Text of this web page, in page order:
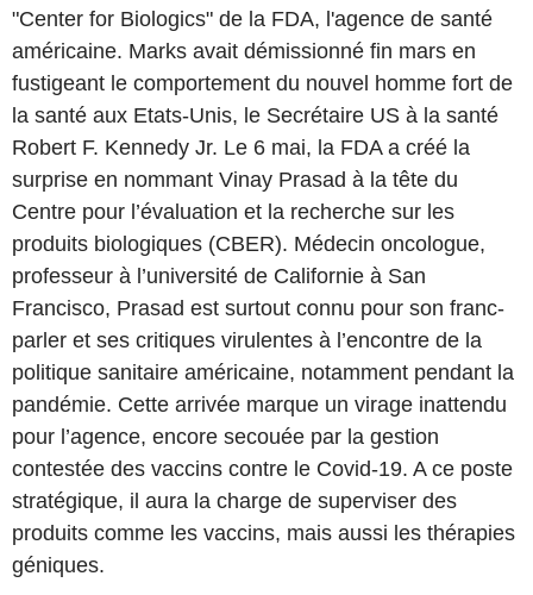
"Center for Biologics" de la FDA, l'agence de santé
américaine. Marks avait démissionné fin mars en
fustigeant le comportement du nouvel homme fort de
la santé aux Etats-Unis, le Secrétaire US à la santé
Robert F. Kennedy Jr. Le 6 mai, la FDA a créé la
surprise en nommant Vinay Prasad à la tête du
Centre pour l’évaluation et la recherche sur les
produits biologiques (CBER). Médecin oncologue,
professeur à l’université de Californie à San
Francisco, Prasad est surtout connu pour son franc-
parler et ses critiques virulentes à l’encontre de la
politique sanitaire américaine, notamment pendant la
pandémie. Cette arrivée marque un virage inattendu
pour l’agence, encore secouée par la gestion
contestée des vaccins contre le Covid-19. A ce poste
stratégique, il aura la charge de superviser des
produits comme les vaccins, mais aussi les thérapies
géniques.